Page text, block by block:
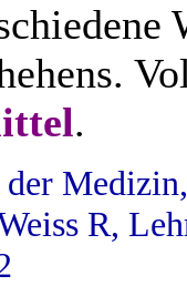
.
R,